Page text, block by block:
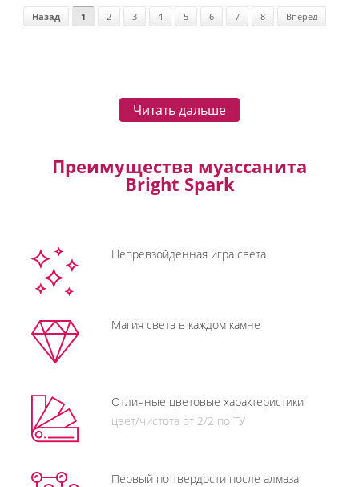
Назад 1 2 3 4 5 6 7 8 Вперёд
Читать дальше
Преимущества муассанита
Bright Spark
Непревзойденная игра света
Магия света в каждом камне
Отличные цветовые характеристики
цвет/чистота от 2/2 по ТУ
Первый по твердости после алмаза